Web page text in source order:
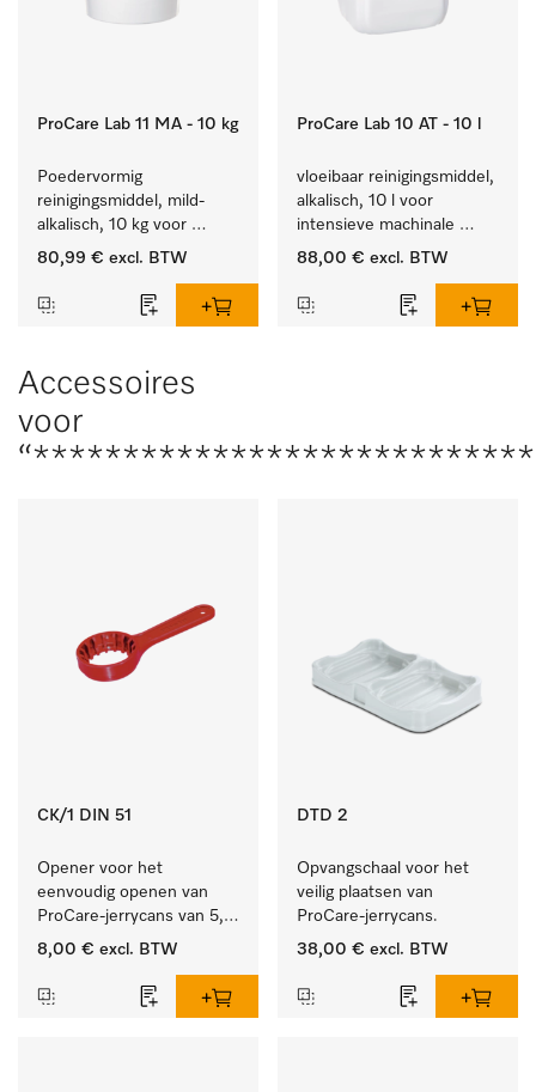
ProCare Lab 11 MA - 10 kg
Poedervormig
reinigingsmiddel, mild-
alkalisch, 10 kg voor
materiaalbesparende,
laboratoriumglasw. en -
80,99 € excl. BTW
ProCare Lab 10 AT - 10 l
vloeibaar reinigingsmiddel,
alkalisch, 10 l voor
intensieve machinale
reiniging van
gerei.
88,00 € excl. BTW
Accessoires
voor
CK/1 DIN 51
Opener voor het
eenvoudig openen van
ProCare-jerrycans van 5,
10 en 20 l.
8,00 € excl. BTW
DTD 2
Opvangschaal voor het
veilig plaatsen van
ProCare-jerrycans.
38,00 € excl. BTW